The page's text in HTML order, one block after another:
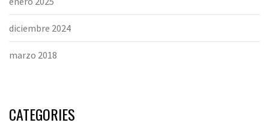
diciembre 2024
marzo 2018
CATEGORIES